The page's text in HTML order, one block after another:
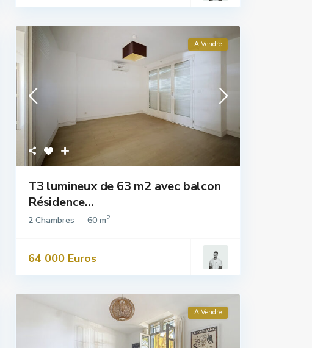
A Vendre
T3 lumineux de 63 m2 avec balcon
Résidence...
2 Chambres 60 m2
64 000 Euros
A Vendre